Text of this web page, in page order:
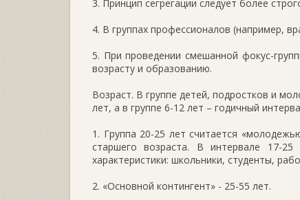
3. Принцип сегрегации следует более
4. В группах профессионалов (например,
5. При проведении смешанной фокус-
возрасту и образованию.
Возраст. В группе детей, подростков и
лет, а в группе 6-12 лет – годичный
1. Группа 20-25 лет считается
старшего возраста. В интервале 17-
характеристики: школьники, студенты,
2. «Основной контингент» - 25-55 лет.